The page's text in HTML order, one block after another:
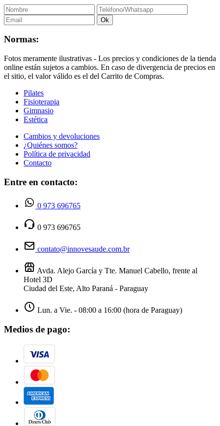
Ok
Normas:
Fotos meramente ilustrativas - Los precios y condiciones de la tienda
online están sujetos a cambios. En caso de divergencia de precios en
el sitio, el valor válido es el del Carrito de Compras.
Pilates
Fisioterapia
Gimnasio
Estética
Cambios y devoluciones
¿Quiénes somos?
Política de privacidad
Contacto
Entre en contacto:
0 973 696765
0 973 696765
contato@innovesaude.com.br
Avda. Alejo García y Tte. Manuel Cabello, frente al
Hotel 3D
Ciudad del Este, Alto Paraná - Paraguay
Lun. a Vie. - 08:00 a 16:00 (hora de Paraguay)
Medios de pago: